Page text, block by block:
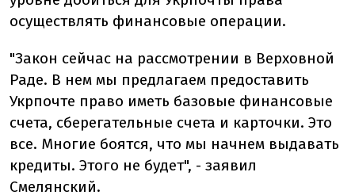
осуществлять финансовые операции.
"Закон сейчас на рассмотрении в Верховной
Раде. В нем мы предлагаем предоставить
Укрпочте право иметь базовые финансовые
счета, сберегательные счета и карточки. Это
все. Многие боятся, что мы начнем выдавать
кредиты. Этого не будет", - заявил
Смелянский.